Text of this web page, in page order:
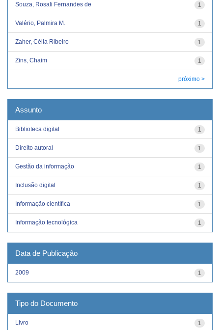
1
Souza, Rosali Fernandes de
1
Valério, Palmira M.
1
Zaher, Célia Ribeiro
1
Zins, Chaim
próximo >
Assunto
1
Biblioteca digital
1
Direito autoral
1
Gestão da informação
1
Inclusão digital
1
Informação científica
1
Informação tecnológica
Data de Publicação
1
2009
Tipo do Documento
1
Livro